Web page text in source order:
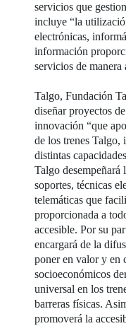
servicios que
incluye “la
electrónicas,
información
servicios de manera
Talgo, Fundación
diseñar proyectos
innovación “que
de los trenes Talgo,
distintas
Talgo desempeñará
soportes, técnicas
telemáticas que
proporcionada a
accesible. Por su
encargará de la
poner en valor y en
socioeconómicos
universal en los
barreras físicas.
promoverá la